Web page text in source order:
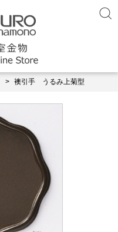
襖引手 うるみ上菊型